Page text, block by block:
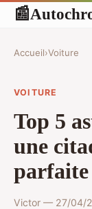
📰
Accueil›Voiture
VOITURE
Top 5
une
parfaite
Victor — 27/04/